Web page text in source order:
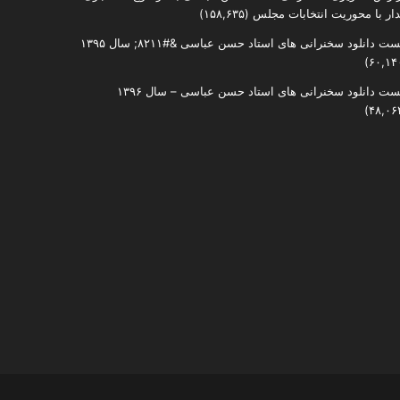
با محوریت انتخابات مجلس (۱۵۸,۶۳۵)
دانلود سخنرانی های استاد حسن عباسی &#۸۲۱۱; سال ۱۳۹۵
دانلود سخنرانی های استاد حسن عباسی – سال ۱۳۹۶